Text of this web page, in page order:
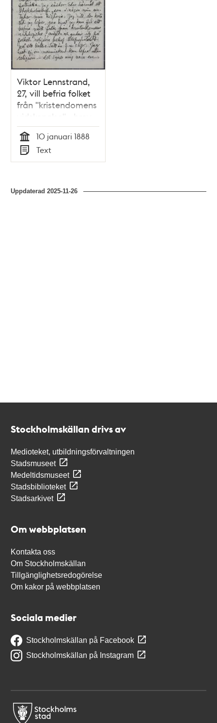
Viktor Lennstrand,
27, vill befria folket
från "kristendomens
vidskepelse" - brev
till Dr Nyström 1888
Tid
10 januari 1888
Typ
Text
Uppdaterad2025-11-26
Stockholmskällan drivs av
Medioteket, utbildningsförvaltningen
Stadsmuseet
Medeltidsmuseet
Stadsbiblioteket
Stadsarkivet
Om webbplatsen
Kontakta oss
Om Stockholmskällan
Tillgänglighetsredogörelse
Om kakor på webbplatsen
Sociala medier
Stockholmskällan på Facebook
Stockholmskällan på Instagram